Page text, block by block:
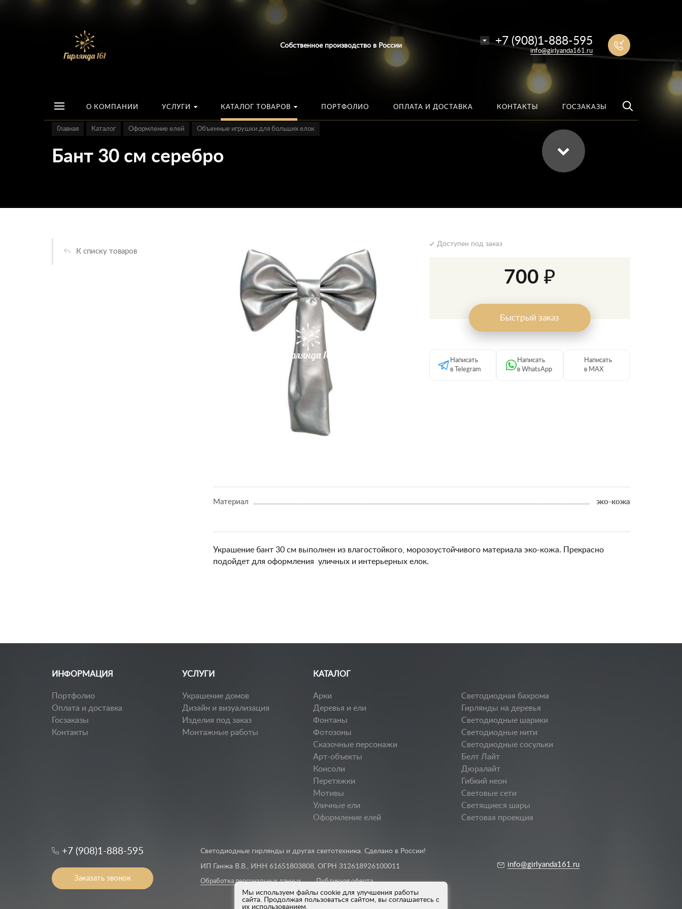
Собственное производство в России +7 (908)1-888-595
info@girlyanda161.ru
О КОМПАНИИ УСЛУГИ КАТАЛОГ ТОВАРОВ ПОРТФОЛИО ОПЛАТА И ДОСТАВКА КОНТАКТЫ ГОСЗАКАЗЫ
Главная Каталог Оформление елей Объемные игрушки для больших елок
Бант 30 см серебро
К списку товаров
Доступен под заказ
700 ₽
Быстрый заказ
Написать
в Telegram
Написать
в WhatsApp
Написать
в MAX
Материал эко-кожа
Украшение бант 30 см выполнен из влагостойкого, морозоустойчивого материала эко-кожа. Прекрасно
подойдет для оформления уличных и интерьерных елок.
ИНФОРМАЦИЯ
Портфолио
Оплата и доставка
Госзаказы
Контакты
УСЛУГИ
Украшение домов
Дизайн и визуализация
Изделия под заказ
Монтажные работы
КАТАЛОГ
Арки
Деревья и ели
Фонтаны
Фотозоны
Сказочные персонажи
Арт-объекты
Консоли
Перетяжки
Мотивы
Уличные ели
Оформление елей
Светодиодная бахрома
Гирлянды на деревья
Светодиодные шарики
Светодиодные нити
Светодиодные сосульки
Белт Лайт
Дюралайт
Гибкий неон
Световые сети
Светящиеся шары
Световая проекция
+7 (908)1-888-595
Заказать звонок
Светодиодные гирлянды и другая светотехника. Сделано в России!
ИП Ганжа В.В., ИНН 61651803808, ОГРН 312618926100011
Обработка персональных данных Публичная оферта
info@girlyanda161.ru
Мы используем файлы cookie для улучшения работы
сайта. Продолжая пользоваться сайтом, вы соглашаетесь с
их использованием.